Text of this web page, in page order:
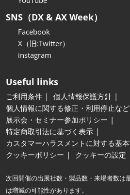
SNS（DX & AX Week）
Facebook
X（旧:Twitter）
instagram
Useful links
ご利用条件
個人情報保護方針
個人情報に関する修正・利用停止など
展示会・セミナー参加ポリシー
特定商取引法に基づく表示
カスタマーハラスメントに対する基
クッキーポリシー
クッキーの設定
次回開催の出展社数・製品数・来場者数は
は増減の可能性があります。